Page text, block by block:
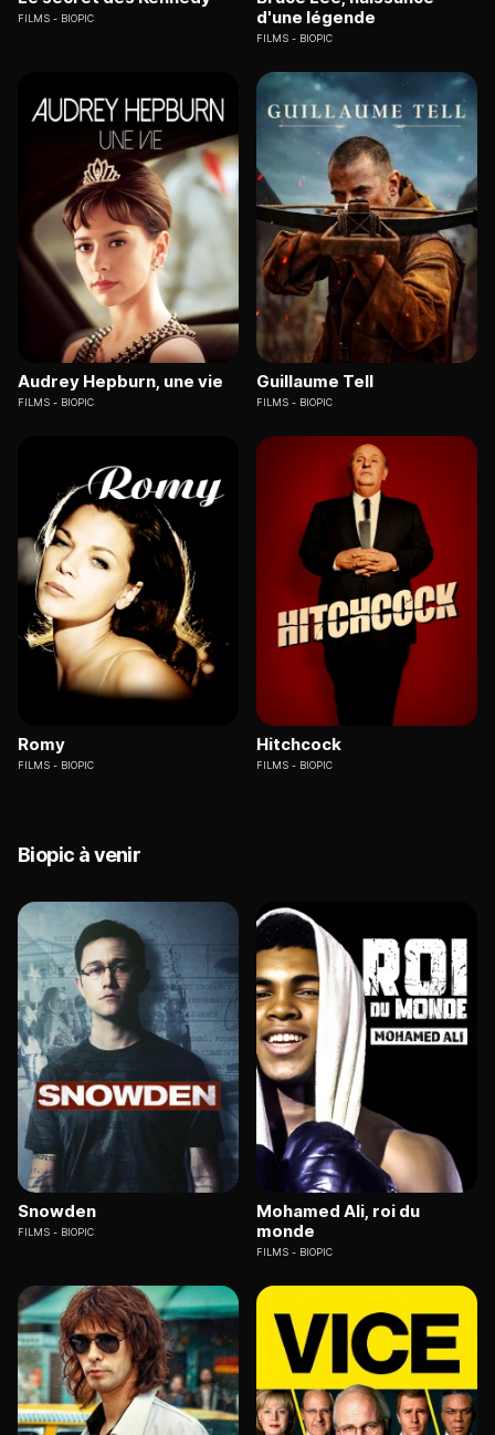
FILMS BIOPIC
d'une légende
FILMS BIOPIC
Audrey Hepburn, une vie
FILMS BIOPIC
Guillaume Tell
FILMS BIOPIC
Romy
FILMS BIOPIC
Hitchcock
FILMS BIOPIC
Biopic à venir
Snowden
FILMS BIOPIC
Mohamed Ali, roi du
monde
FILMS BIOPIC